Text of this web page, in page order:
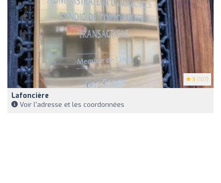
3 (107)
Lafoncière
Voir l'adresse et les coordonnées